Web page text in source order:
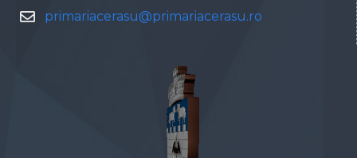
primariacerasu@primariacerasu.ro